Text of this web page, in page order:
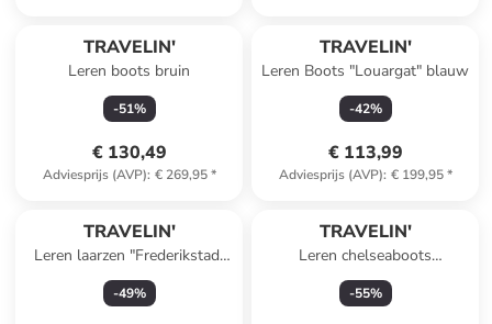
TRAVELIN'
Leren boots bruin
-51%
€ 130,49
Adviesprijs (AVP): € 269,95*
TRAVELIN'
Leren Boots "Louargat" blauw
-42%
€ 113,99
Adviesprijs (AVP): € 199,95*
TRAVELIN'
Leren laarzen "Frederikstad"
lichtbruin
-49%
TRAVELIN'
Leren chelseaboots
"Lemming" donkerbruin
-55%